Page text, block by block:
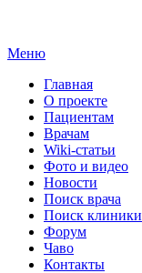
Меню
Главная
О проекте
Пациентам
Врачам
Wiki-статьи
Фото и видео
Новости
Поиск врача
Поиск клиники
Форум
Чаво
Контакты